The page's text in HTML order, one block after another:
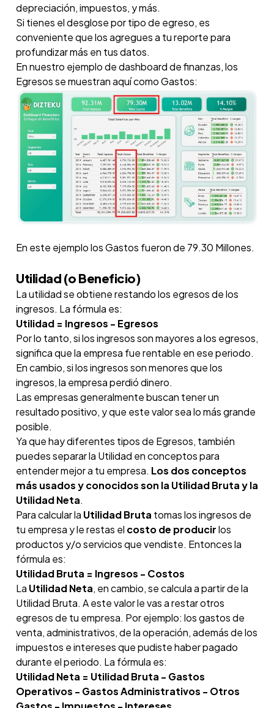
depreciación, impuestos, y más.
Si tienes el desglose por tipo de egreso, es
conveniente que los agregues a tu reporte para
profundizar más en tus datos.
En nuestro ejemplo de dashboard de finanzas, los
Egresos se muestran aquí como Gastos:
En este ejemplo los Gastos fueron de 79.30 Millones.
Utilidad (o Beneficio)
La utilidad se obtiene restando los egresos de los
ingresos. La fórmula es:
Utilidad = Ingresos - Egresos
Por lo tanto, si los ingresos son mayores a los egresos,
significa que la empresa fue rentable en ese periodo.
En cambio, si los ingresos son menores que los
ingresos, la empresa perdió dinero.
Las empresas generalmente buscan tener un
resultado positivo, y que este valor sea lo más grande
posible.
Ya que hay diferentes tipos de Egresos, también
puedes separar la Utilidad en conceptos para
entender mejor a tu empresa. Los dos conceptos
más usados y conocidos son la Utilidad Bruta y la
Utilidad Neta.
Para calcular la Utilidad Bruta tomas los ingresos de
tu empresa y le restas el costo de producirlos
productos y/o servicios que vendiste. Entonces la
fórmula es:
Utilidad Bruta = Ingresos - Costos
La Utilidad Neta, en cambio, se calcula a partir de la
Utilidad Bruta. A este valor le vas a restar otros
egresos de tu empresa. Por ejemplo: los gastos de
venta, administrativos, de la operación, además de los
impuestos e intereses que pudiste haber pagado
durante el periodo. La fórmula es:
Utilidad Neta = Utilidad Bruta - Gastos
Operativos - Gastos Administrativos - Otros